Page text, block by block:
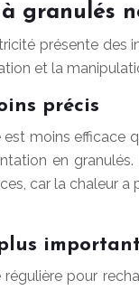
granulés
présente
et la
précis
moins
en
car la chaleur
pour